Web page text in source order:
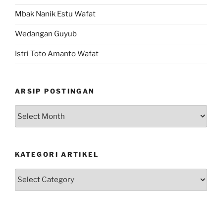
Mbak Nanik Estu Wafat
Wedangan Guyub
Istri Toto Amanto Wafat
ARSIP POSTINGAN
KATEGORI ARTIKEL
Kategori